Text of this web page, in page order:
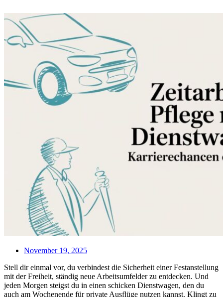
November 19, 2025
Stell dir einmal vor, du verbindest die Sicherheit einer Festanstellung
mit der Freiheit, ständig neue Arbeitsumfelder zu entdecken. Und
jeden Morgen steigst du in einen schicken Dienstwagen, den du
auch am Wochenende für private Ausflüge nutzen kannst. Klingt zu